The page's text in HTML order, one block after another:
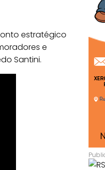
estratégico
e
Santini.